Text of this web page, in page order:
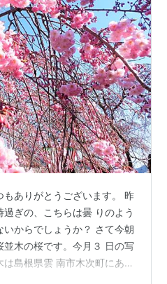
ありがとうございます。 昨
ぎの、こちらは曇 りのよう
からでしょうか？ さて今朝
木の桜です。今月３ 日の写
島根県雲 南市木次町にあり